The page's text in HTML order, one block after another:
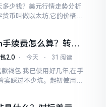
多少钱？美元行情走势分析
币叫做以太坊,它的价格走
点点波动
续费怎么算？转账
差别大了
2.0 ⋅ 今天 ⋅ 31 阅读
钱包,我已使用好几年,在手
实踩过不少坑。起初使用时,